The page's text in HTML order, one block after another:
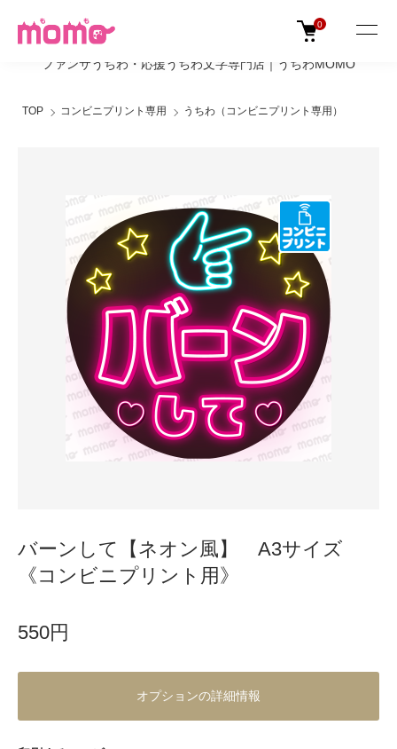
ファンサうちわ・応援うちわ文字専門店｜うちわMOMO
0
TOP コンビニプリント専用 うちわ（コンビニプリント専用）
バーンして【ネオン風】 A3サイズ
《コンビニプリント用》
550円
オプションの詳細情報